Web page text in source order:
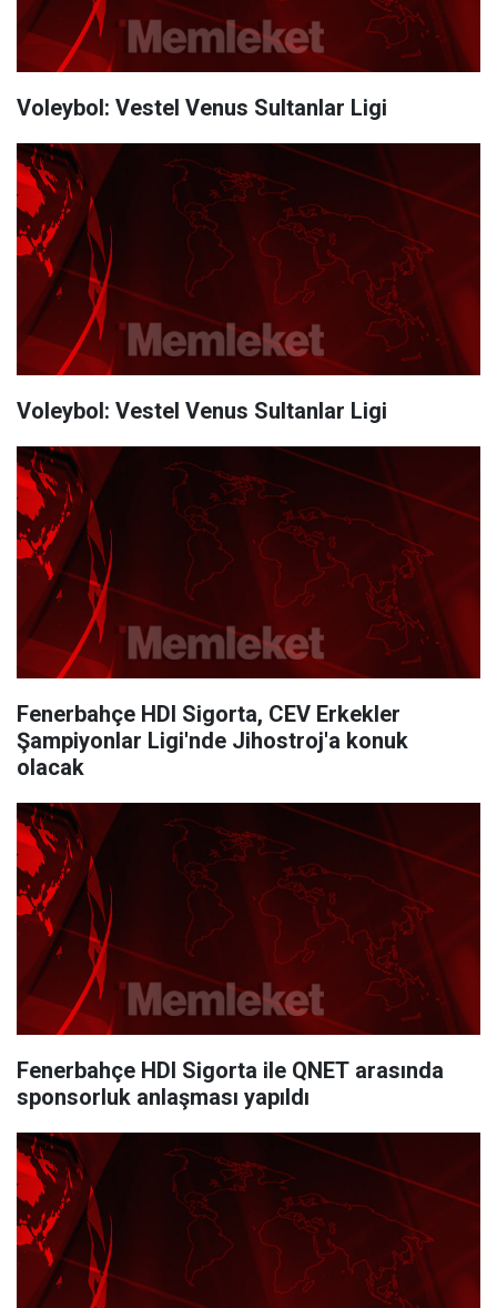
Voleybol: Vestel Venus Sultanlar Ligi
Voleybol: Vestel Venus Sultanlar Ligi
Fenerbahçe HDI Sigorta, CEV Erkekler
Şampiyonlar Ligi'nde Jihostroj'a konuk
olacak
Fenerbahçe HDI Sigorta ile QNET arasında
sponsorluk anlaşması yapıldı